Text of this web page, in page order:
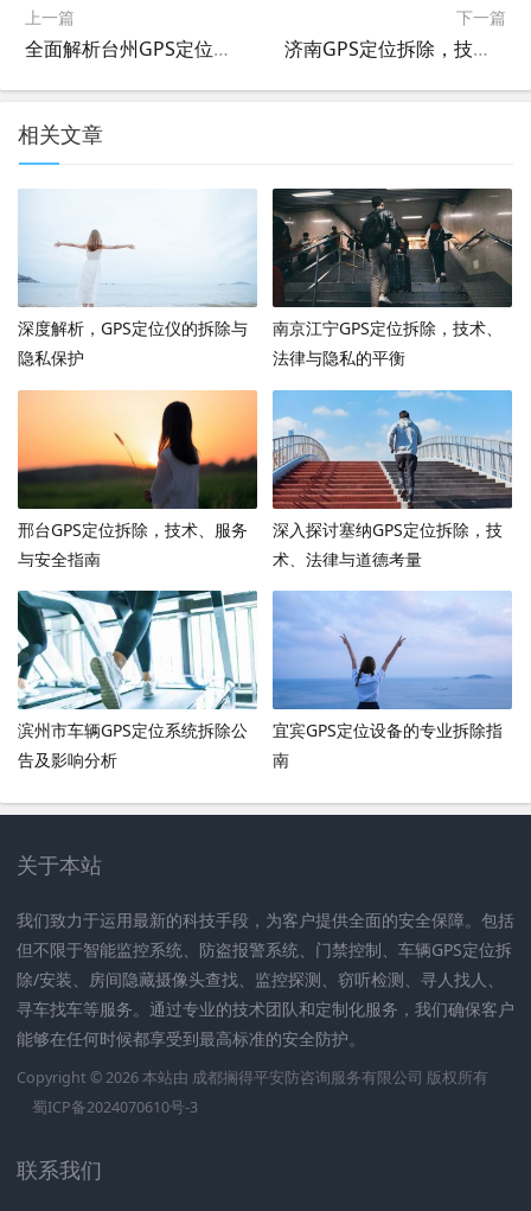
上一篇
全面解析台州GPS定位拆除服务，技术、流程与注意事项
下一篇
济南GPS定位拆除，技术、法规与实践
相关文章
深度解析，GPS定位仪的拆除与
隐私保护
南京江宁GPS定位拆除，技术、
法律与隐私的平衡
邢台GPS定位拆除，技术、服务
与安全指南
深入探讨塞纳GPS定位拆除，技
术、法律与道德考量
滨州市车辆GPS定位系统拆除公
告及影响分析
宜宾GPS定位设备的专业拆除指
南
关于本站
我们致力于运用最新的科技手段，为客户提供全面的安全保障。包括
但不限于智能监控系统、防盗报警系统、门禁控制、车辆GPS定位拆
除/安装、房间隐藏摄像头查找、监控探测、窃听检测、寻人找人、
寻车找车等服务。通过专业的技术团队和定制化服务，我们确保客户
能够在任何时候都享受到最高标准的安全防护。
Copyright © 2026 本站由 成都搁得平安防咨询服务有限公司 版权所有
蜀ICP备2024070610号-3
联系我们